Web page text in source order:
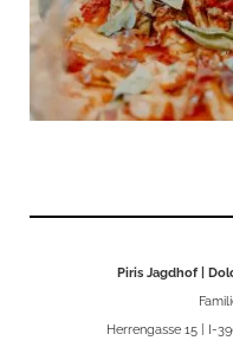
Piris Jagdhof |
Herrengasse 15 | I-